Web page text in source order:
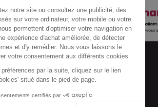
notre site ou consultez une publicité, des
sur votre ordinateur, votre mobile ou votre
permettent d'optimiser votre navigation en
expérience d'achat améliorée, de détecter
et d'y remédier. Nous vous laissons le
votre consentement aux différents cookies.
par la suite, cliquez sur le lien
situé dans le pied de page.
certifiés par